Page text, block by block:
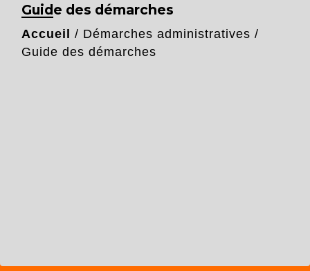
Guide des démarches
Accueil / Démarches administratives /
Guide des démarches